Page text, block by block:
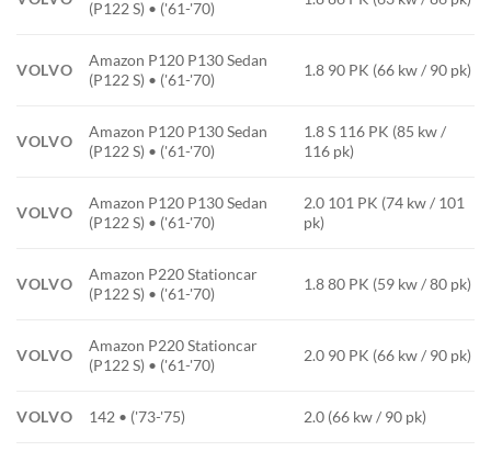
(P122 S) • ('61-'70)
VOLVO
Amazon P120 P130 Sedan
(P122 S) • ('61-'70)
1.8 90 PK (66 kw / 90 pk)
VOLVO
Amazon P120 P130 Sedan
(P122 S) • ('61-'70)
1.8 S 116 PK (85 kw /
116 pk)
VOLVO
Amazon P120 P130 Sedan
(P122 S) • ('61-'70)
2.0 101 PK (74 kw / 101
pk)
VOLVO
Amazon P220 Stationcar
(P122 S) • ('61-'70)
1.8 80 PK (59 kw / 80 pk)
VOLVO
Amazon P220 Stationcar
(P122 S) • ('61-'70)
2.0 90 PK (66 kw / 90 pk)
VOLVO 142 • ('73-'75) 2.0 (66 kw / 90 pk)